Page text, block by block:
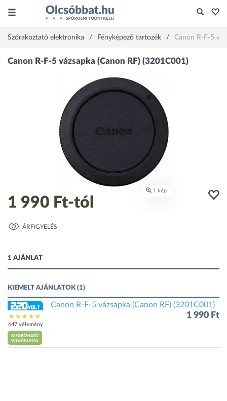
Szórakoztató elektronika Fényképező tartozék Canon R-F-5
1 990 Ft-tól
ÁRFIGYELÉS
1 AJÁNLAT
KIEMELT AJÁNLATOK (1)
647 vélemény
Canon R-F-5 vázsapka (Canon RF) (3201C001)
1 990 Ft